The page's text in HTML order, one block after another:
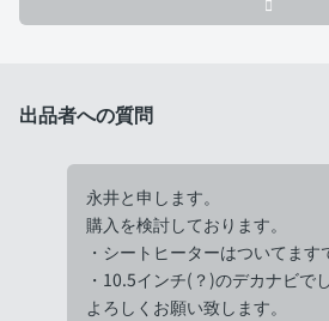
出品者への質問
永井と申します。
購入を検討しております。
・シートヒーターはついてます
・10.5インチ(？)のデカナビで
よろしくお願い致します。